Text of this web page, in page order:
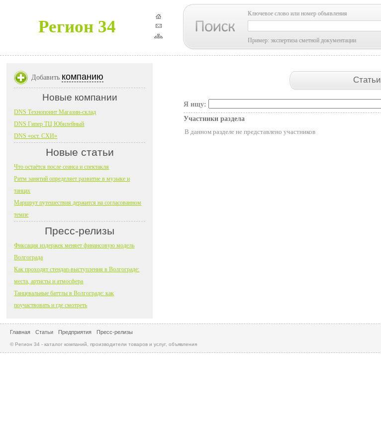
Регион 34
Ключевое слово или номер объявления
Пример: экспертиза сметной документации
Статьи
Я ищу:
Участники раздела
В данном разделе не представлено участников
Добавить компанию
Новые компании
DNS Технопоинт Магазин-склад
DNS Гипер ТЦ Юбилейный
DNS «ост. СХИ»
Новые статьи
Что остаётся после сеанса и спектакля
Ритм занятий определяет развитие в музыке и
танцах
Маршрут путешествия держится на согласованном
темпе
Пресс-релизы
Фиксация издержек меняет финансовую модель
Волгограда
Как проходят стендап-выступления в Волгограде:
места, артисты и атмосфера
Танцевальные баттлы в Волгограде: как
поучаствовать и где смотреть
Главная Статьи Предприятия Пресс-релизы
© Регион 34 - каталог компаний, производители товаров и услуг, объявления